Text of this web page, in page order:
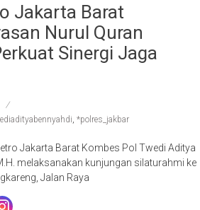
Jakarta Barat
Nurul Quran
Sinergi Jaga
,*polres_jakbar
Jakarta Barat Kombes Pol Twedi Aditya
melaksanakan kunjungan silaturahmi ke
Jalan Raya